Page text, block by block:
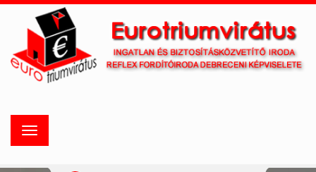
Toggle
navigation